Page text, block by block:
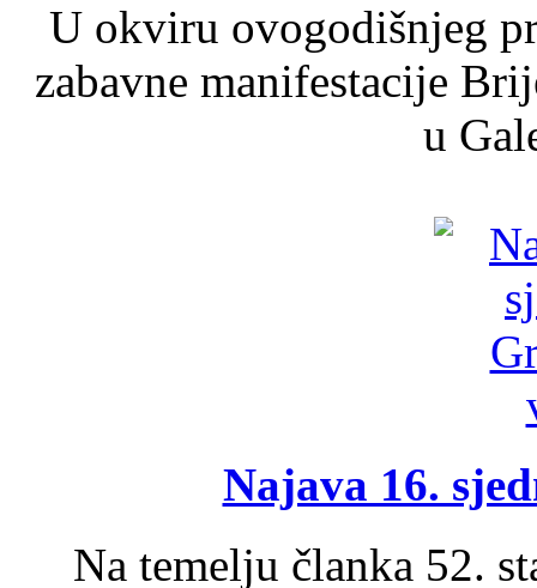
U okviru ovogodišnjeg
zabavne manifestacije
u
Najava 16.
Na temelju članka 52.